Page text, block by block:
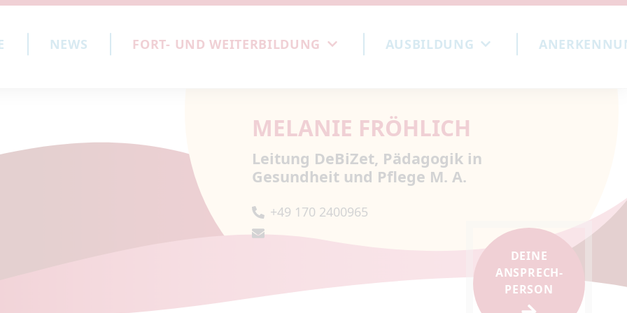
NEWS FORT- UND WEITERBILDUNG AUSBILDUNG
MELANIE FRÖHLICH
Leitung DeBiZet, Pädagogik in
Gesundheit und Pflege M. A.
+49 170 2400965
DEINE
ANSPRECH­
PERSON